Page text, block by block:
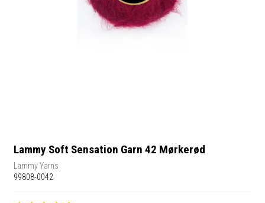
Lammy Soft Sensation Garn 42 Mørkerød
Lammy Yarns
99808-0042